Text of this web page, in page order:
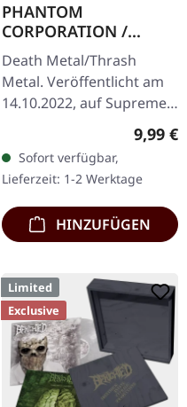
PHANTOM
CORPORATION /
HARROWED · Split |
DIGIPAK CD
Death Metal/Thrash
Metal. Veröffentlicht am
14.10.2022, auf Supreme
Chaos Records. Wende-
DigiPak mit je einer Band
auf einer Seite und 8-
seitigem…
9,99 €
Sofort verfügbar,
Lieferzeit: 1-2 Werktage
HINZUFÜGEN
Limited
Exclusive